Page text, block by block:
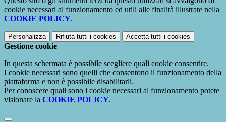
cookie necessari al funzionamento ed utili alle finalità illustrate nella
COOKIE POLICY.
Personalizza Rifiuta tutti i cookies Accetta tutti i cookies
Gestione cookie
In questa schermata è possibile scegliere quali cookie consentire.
I cookie necessari sono quelli che consentono il funzionamento della
piattaforma e non è possibile disabilitarli.
Per conoscere quali sono i cookie necessari al funzionamento potete
visionare la COOKIE POLICY.